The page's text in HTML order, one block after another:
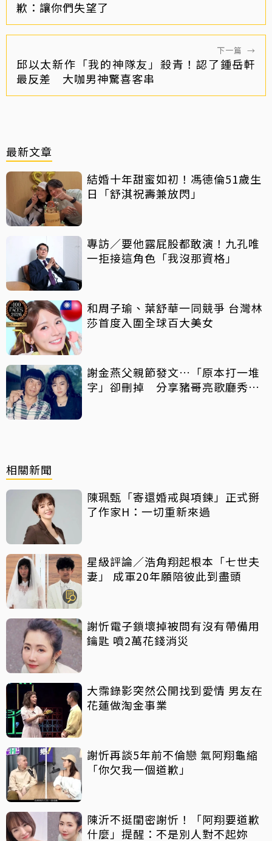
歉：讓你們失望了
下一篇 →
邱以太新作「我的神隊友」殺青！認了鍾岳軒
最反差 大咖男神驚喜客串
最新文章
結婚十年甜蜜如初！馮德倫51歲生
日「舒淇祝壽兼放閃」
專訪／要他露屁股都敢演！九孔唯
一拒接這角色「我沒那資格」
和周子瑜、葉舒華一同競爭 台灣林
莎首度入圍全球百大美女
謝金燕父親節發文…「原本打一堆
字」卻刪掉 分享豬哥亮歌廳秀歌
相關新聞
陳珮甄「寄還婚戒與項鍊」正式掰
了作家H：一切重新來過
星級評論／浩角翔起根本「七世夫
妻」 成軍20年願陪彼此到盡頭
謝忻電子鎖壞掉被問有沒有帶備用
鑰匙 噴2萬花錢消災
大霈錄影突然公開找到愛情 男友在
花蓮做淘金事業
謝忻再談5年前不倫戀 氣阿翔龜縮
「你欠我一個道歉」
陳沂不挺閨密謝忻！「阿翔要道歉
什麼」提醒：不是別人對不起妳